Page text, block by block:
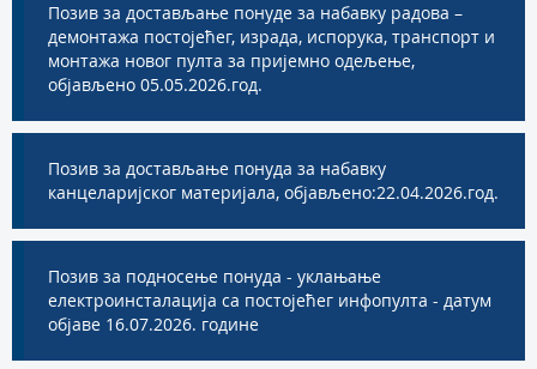
Позив за достављање понуде за набавку радова –
демонтажа постојећег, израда, испорука, транспорт и
монтажа новог пулта за пријемно одељење,
објављено 05.05.2026.год.
Позив за достављање понуда за набавку
канцеларијског материјала, објављено:22.04.2026.год.
Позив за подносење понуда - уклањање
електроинсталација са постојећег инфопулта - датум
објаве 16.07.2026. године